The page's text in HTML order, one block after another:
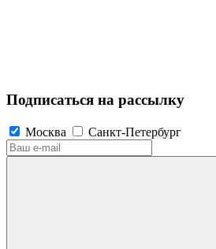
Подписаться на рассылку
Москва Санкт-Петербург